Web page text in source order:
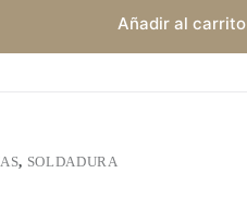
Añadir al carrito
, SOLDADURA